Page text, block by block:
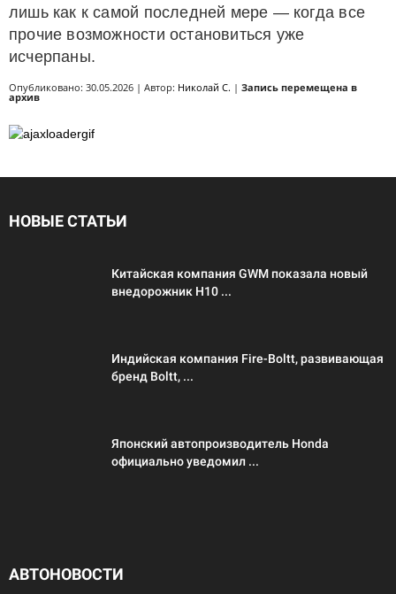
лишь как к самой последней мере — когда все
прочие возможности остановиться уже
исчерпаны.
Опубликовано: 30.05.2026 | Автор: Николай С. | Запись перемещена в
архив
НОВЫЕ СТАТЬИ
Китайская компания GWM показала новый
внедорожник H10 ...
Индийская компания Fire-Boltt, развивающая
бренд Boltt, ...
Японский автопроизводитель Honda
официально уведомил ...
АВТОНОВОСТИ